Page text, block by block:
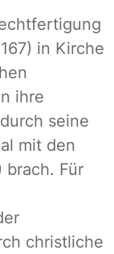
in Kirche
ihre
seine
mit den
brach. Für
christliche